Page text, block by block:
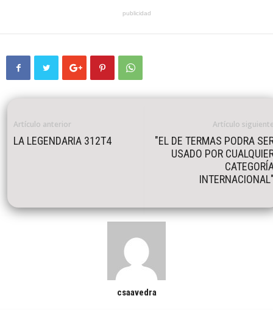
publicidad
Artículo anterior
LA LEGENDARIA 312T4
Artículo
"EL DE TERMAS PODRA
USADO POR
csaavedra